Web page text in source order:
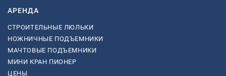
АРЕНДА
СТРОИТЕЛЬНЫЕ ЛЮЛЬКИ
НОЖНИЧНЫЕ ПОДЪЕМНИКИ
МАЧТОВЫЕ ПОДЪЕМНИКИ
МИНИ КРАН ПИОНЕР
ЦЕНЫ